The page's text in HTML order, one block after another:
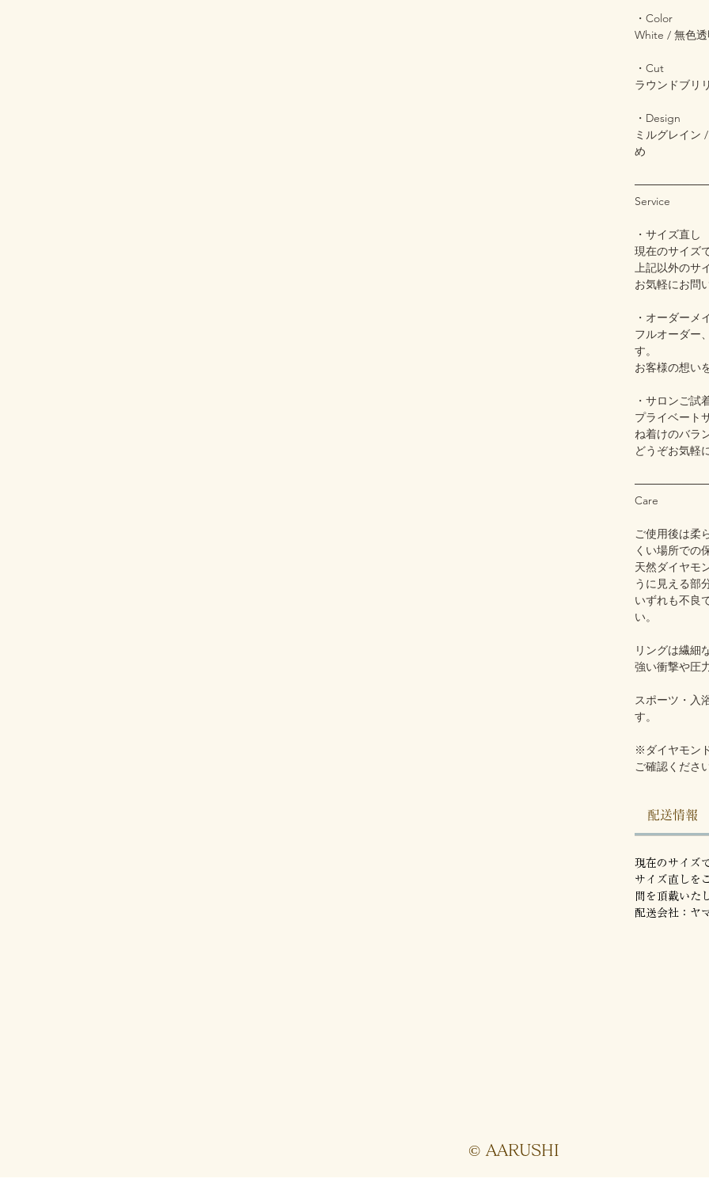
・Color
White / 無色
・Cut
ラウンドブリ
・Design
ミルグレイン
め
Service
・サイズ直し
現在のサイズ
上記以外のサ
お気軽にお問
・オーダーメ
フルオーダー
す。
お客様の想い
・サロンご試
プライベート
ね着けのバラ
どうぞお気軽
Care
ご使用後は柔
くい場所での
天然ダイヤモ
うに見える部
いずれも不良
い。
リングは繊細
強い衝撃や圧
スポーツ・入
す。
※ダイヤモン
ご確認くださ
配送情報
現在のサイズ
サイズ直しを
間を頂戴いた
配送会社：ヤ
© AARUSHI